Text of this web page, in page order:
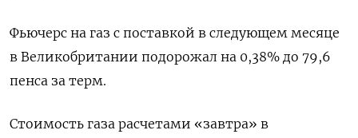
Фьючерс на газ с поставкой в следующем месяце
в Великобритании подорожал на 0,38% до 79,6
пенса за терм.
Стоимость газа расчетами «завтра» в